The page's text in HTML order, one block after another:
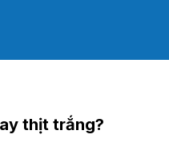
thịt trắng?